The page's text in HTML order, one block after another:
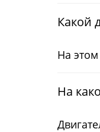
Какой
На
На